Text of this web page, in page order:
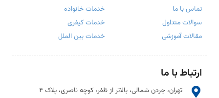
تماس با ما
سوالات متداول
مقالات آموزشی
خدمات خانواده
خدمات کیفری
خدمات بین الملل
ارتباط با ما
تهران، جردن شمالی، بالاتر از ظفر، کوچه ناصری، پلاک ۴